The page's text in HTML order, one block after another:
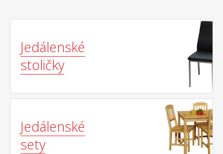
Jedálenské
stoličky
Jedálenské
sety